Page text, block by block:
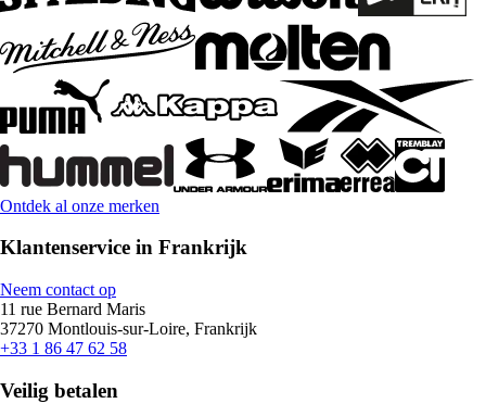
Ontdek al onze merken
Klantenservice in Frankrijk
Neem contact op
11 rue Bernard Maris
37270 Montlouis-sur-Loire, Frankrijk
+33 1 86 47 62 58
Veilig betalen